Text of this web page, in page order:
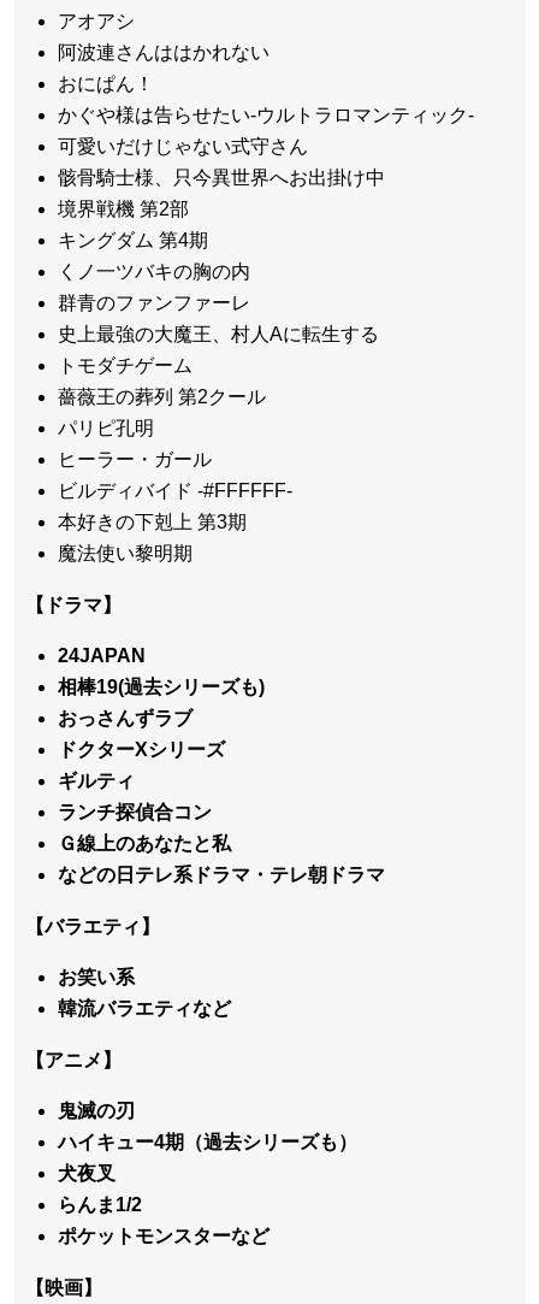
アオアシ
阿波連さんははかれない
おにぱん！
かぐや様は告らせたい-ウルトラロマンティック-
可愛いだけじゃない式守さん
骸骨騎士様、只今異世界へお出掛け中
境界戦機 第2部
キングダム 第4期
くノ一ツバキの胸の内
群青のファンファーレ
史上最強の大魔王、村人Aに転生する
トモダチゲーム
薔薇王の葬列 第2クール
パリピ孔明
ヒーラー・ガール
ビルディバイド -#FFFFFF-
本好きの下剋上 第3期
魔法使い黎明期
【ドラマ】
24JAPAN
相棒19(過去シリーズも)
おっさんずラブ
ドクターXシリーズ
ギルティ
ランチ探偵合コン
Ｇ線上のあなたと私
などの日テレ系ドラマ・テレ朝ドラマ
【バラエティ】
お笑い系
韓流バラエティなど
【アニメ】
鬼滅の刃
ハイキュー4期（過去シリーズも）
犬夜叉
らんま1/2
ポケットモンスターなど
【映画】